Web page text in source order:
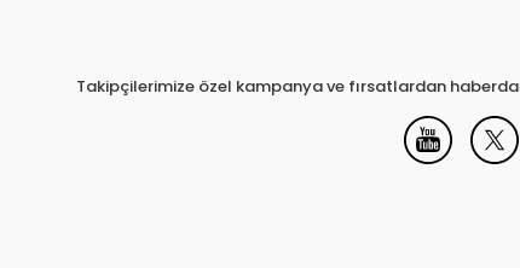
Takipçilerimize özel kampanya ve fırsatlardan